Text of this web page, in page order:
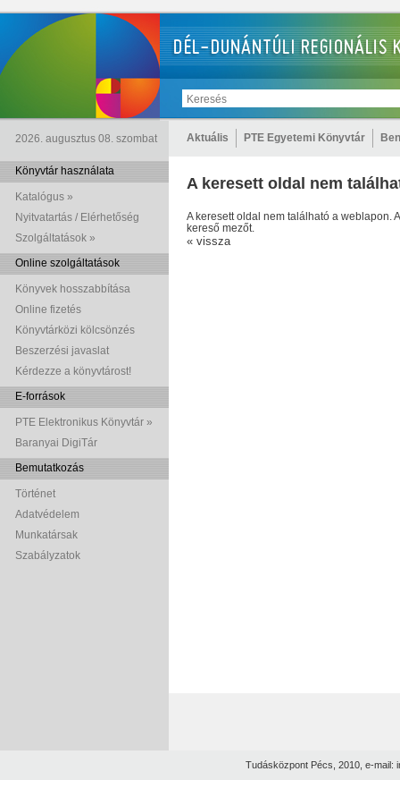
2026. augusztus 08. szombat Aktuális PTE Egyetemi Könyvtár
Könyvtár használata
Katalógus »
Nyitvatartás / Elérhetőség
Szolgáltatások »
Online szolgáltatások
Könyvek hosszabbítása
Online fizetés
Könyvtárközi kölcsönzés
Beszerzési javaslat
Kérdezze a könyvtárost!
E-források
PTE Elektronikus Könyvtár »
Baranyai DigiTár
Bemutatkozás
Történet
Adatvédelem
Munkatársak
Szabályzatok
A keresett oldal nem
A keresett oldal nem található a weblapon.
kereső mezőt.
« vissza
Tudásközpont Pécs, 2010, e-mail: